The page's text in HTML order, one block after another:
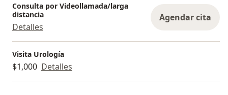
Consulta por Videollamada/larga
distancia
Detalles
Agendar cita
Visita Urología
$1,000 Detalles